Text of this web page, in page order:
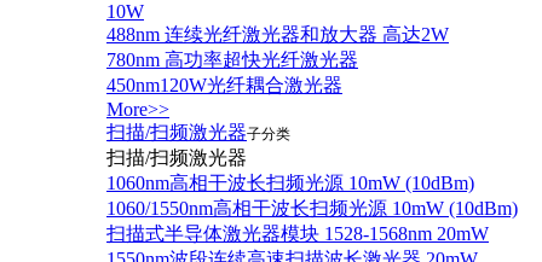
10W
488nm 连续光纤激光器和放大器 高达2W
780nm 高功率超快光纤激光器
450nm120W光纤耦合激光器
More>>
扫描/扫频激光器子分类
扫描/扫频激光器
1060nm高相干波长扫频光源 10mW (10dBm)
1060/1550nm高相干波长扫频光源 10mW (10dBm)
扫描式半导体激光器模块 1528-1568nm 20mW